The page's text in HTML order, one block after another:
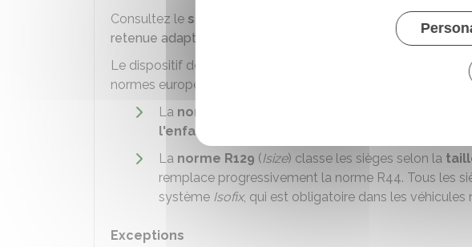
Consultez le site de la Sécurité routière poursavoir
retenue adapté à votre enfant
Le dispositif de retenue doit avoir un visa d'homologation
normes européennes :
La norme R44 classe les dispositifs en 5 groupes
l'enfant
La norme R129 (Isize) classe les sièges selon la
remplace progressivement la norme R44. Tous les
système Isofix, qui est obligatoire dans les véhicules
Exceptions